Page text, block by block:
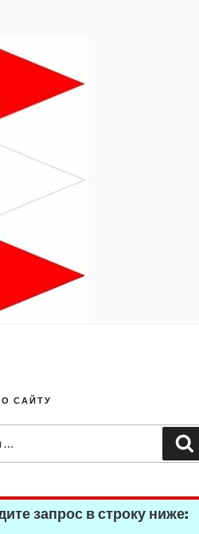
САЙТУ
запрос в строку ниже: